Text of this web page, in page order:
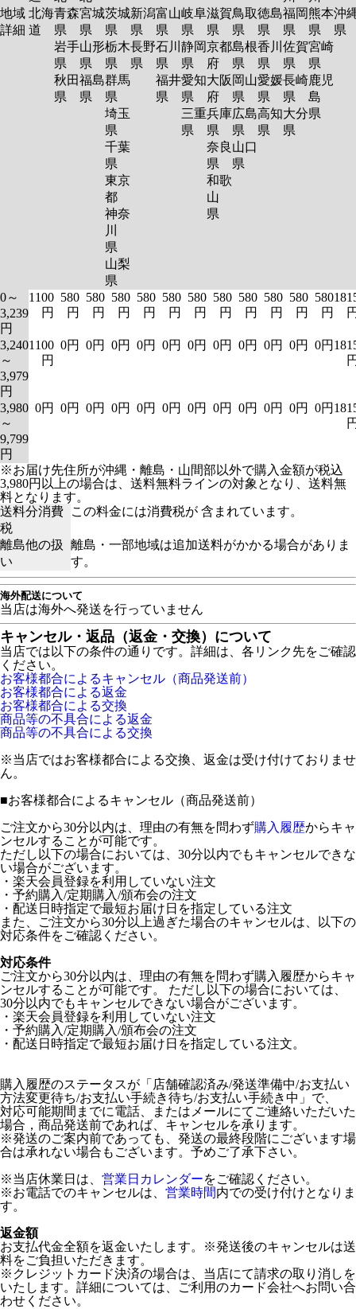
地域
詳細
北海
道
青森
県
岩手
県
秋田
県
宮城
県
山形
県
福島
県
茨城
県
栃木
県
群馬
県
埼玉
県
千葉
県
東京
都
神奈
川
県
山梨
県
新潟
県
長野
県
富山
県
石川
県
福井
県
岐阜
県
静岡
県
愛知
県
三重
県
滋賀
県
京都
府
大阪
府
兵庫
県
奈良
県
和歌
山
県
鳥取
県
島根
県
岡山
県
広島
県
山口
県
徳島
県
香川
県
愛媛
県
高知
県
福岡
県
佐賀
県
長崎
県
大分
県
熊本
県
宮崎
県
鹿児
島
県
沖
0～
3,239
円
1100
円
580
円
580
円
580
円
580
円
580
円
580
円
580
円
580
円
580
円
580
円
580
円
3,240
～
3,979
円
1100
円
0円 0円 0円 0円 0円 0円 0円 0円 0円 0円 0円
3,980
～
9,799
円
0円 0円 0円 0円 0円 0円 0円 0円 0円 0円 0円 0円
※お届け先住所が沖縄・離島・山間部以外で購入金額が税込
3,980円以上の場合は、送料無料ラインの対象となり、送料無
料となります。
送料分消費
税
この料金には消費税が 含まれています。
離島他の扱
い
離島・一部地域は追加送料がかかる場合がありま
す。
海外配送について
当店は海外へ発送を行っていません
キャンセル・返品（返金・交換）について
当店では以下の条件の通りです。詳細は、各リンク先をご確認
ください。
お客様都合によるキャンセル（商品発送前）
お客様都合による返金
お客様都合による交換
商品等の不具合による返金
商品等の不具合による交換
※当店ではお客様都合による交換、返金は受け付けておりませ
ん。
■お客様都合によるキャンセル（商品発送前）
ご注文から30分以内は、理由の有無を問わず購入履歴からキャ
ンセルすることが可能です。
ただし以下の場合においては、30分以内でもキャンセルできな
い場合がございます。
・楽天会員登録を利用していない注文
・予約購入/定期購入/頒布会の注文
・配送日時指定で最短お届け日を指定している注文
また、ご注文から30分以上過ぎた場合のキャンセルは、以下の
対応条件をご確認ください。
対応条件
ご注文から30分以内は、理由の有無を問わず購入履歴からキャ
ンセルすることが可能です。 ただし以下の場合においては、
30分以内でもキャンセルできない場合がございます。
・楽天会員登録を利用していない注文
・予約購入/定期購入/頒布会の注文
・配送日時指定で最短お届け日を指定している注文。
購入履歴のステータスが「店舗確認済み/発送準備中/お支払い
方法変更待ち/お支払い手続き待ち/お支払い手続き中」で、
対応可能期間までに電話、またはメールにてご連絡いただいた
場合，商品発送前であれば、キャンセルを承ります。
※発送のご案内前であっても、発送の最終段階にございます場
合は承れない場合もございます。予めご了承下さい。
※当店休業日は、 営業日カレンダーをご確認ください。
※お電話でのキャンセルは、 営業時間内での受け付けとなりま
す。
返金額
お支払代金全額を返金いたします。※発送後のキャンセルは送
料をご負担いただきます。
※クレジットカード決済の場合は、当店にて請求の取り消しを
いたします。詳細については、ご利用のカード会社へお問い合
わせください。